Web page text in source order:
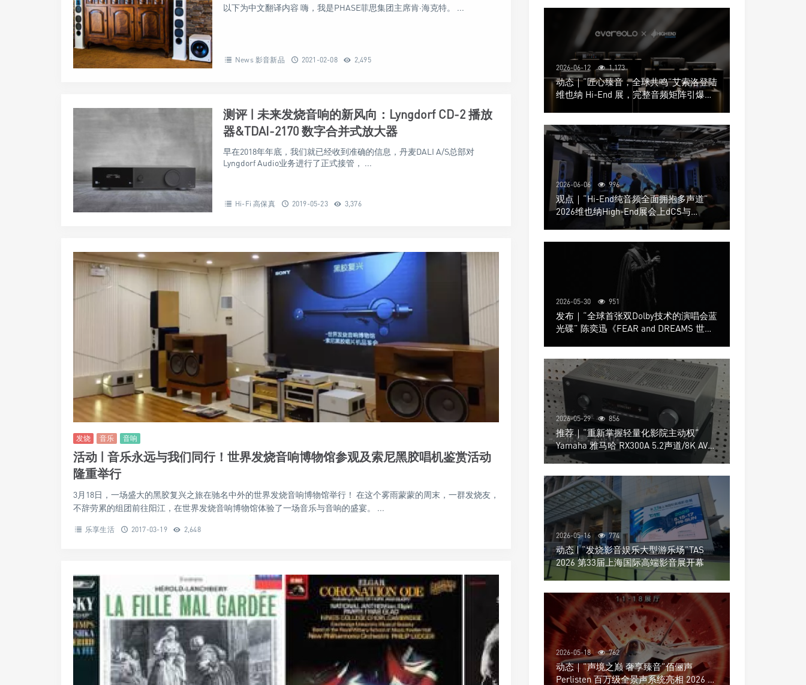
以下为中文翻译内容 嗨，我是PHASE菲思集团主席肯·海克特。 ...
News 影音新品 2021-02-08 2,495
测评 | 未来发烧音响的新风向：Lyngdorf CD-2 播放
器&TDAI-2170 数字合并式放大器
早在2018年年底，我们就已经收到准确的信息，丹麦DALI A/S总部对
Lyngdorf Audio业务进行了正式接管， ...
Hi-Fi 高保真 2019-05-23 3,376
发烧 音乐 音响
活动 | 音乐永远与我们同行！世界发烧音响博物馆参观及索尼黑胶唱机鉴赏活动
隆重举行
3月18日，一场盛大的黑胶复兴之旅在驰名中外的世界发烧音响博物馆举行！ 在这个雾雨蒙蒙的周末，一群发烧友，
不辞劳累的组团前往阳江，在世界发烧音响博物馆体验了一场音乐与音响的盛宴。 ...
乐享生活 2017-03-19 2,648
2026-06-12 1,173
动态｜“匠心臻音，全球共鸣”艾索洛登陆
维也纳 Hi-End 展，完整音频矩阵引爆关
2026-06-06 996
观点｜“Hi-End纯音频全面拥抱多声道”
2026维也纳High-End展会上dCS与
Trinnov Audio搭建多声道演示系统
2026-05-30 951
发布｜“全球首张双Dolby技术的演唱会蓝
光碟” 陈奕迅《FEAR and DREAMS 世界
2026-05-29 856
推荐｜“重新掌握轻量化影院主动权”
Yamaha 雅马哈 RX300A 5.2声道/8K AV放
大器
2026-05-16 774
动态 | “发烧影音娱乐大型游乐场”TAS
2026 第33届上海国际高端影音展开幕
2026-05-18 762
动态｜”声境之巅 奢享臻音”佰俪声
Perlisten 百万级全景声系统亮相 2026 北